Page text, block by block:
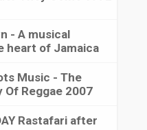
- A musical
heart of Jamaica
Music - The
Reggae 2007
Rastafari after